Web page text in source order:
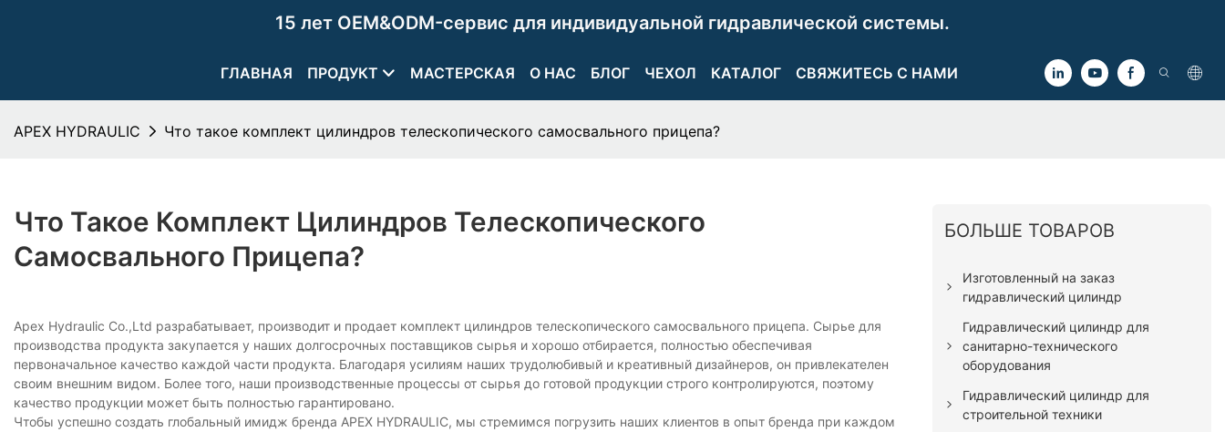
15 лет OEM&ODM-сервис для индивидуальной гидравлической системы.
ГЛАВНАЯ ПРОДУКТ МАСТЕРСКАЯ О НАС БЛОГ ЧЕХОЛ КАТАЛОГ СВЯЖИТЕСЬ С НАМИ
APEX HYDRAULIC Что такое комплект цилиндров телескопического самосвального прицепа?
Что Такое Комплект Цилиндров Телескопического
Самосвального Прицепа?
Apex Hydraulic Co.,Ltd разрабатывает, производит и продает комплект цилиндров телескопического самосвального прицепа. Сырье для
производства продукта закупается у наших долгосрочных поставщиков сырья и хорошо отбирается, полностью обеспечивая
первоначальное качество каждой части продукта. Благодаря усилиям наших трудолюбивый и креативный дизайнеров, он привлекателен
своим внешним видом. Более того, наши производственные процессы от сырья до готовой продукции строго контролируются, поэтому
качество продукции может быть полностью гарантировано.
Чтобы успешно создать глобальный имидж бренда APEX HYDRAULIC, мы стремимся погрузить наших клиентов в опыт бренда при каждом
БОЛЬШЕ ТОВАРОВ
Изготовленный на заказ
гидравлический цилиндр
Гидравлический цилиндр для
санитарно-технического
оборудования
Гидравлический цилиндр для
строительной техники